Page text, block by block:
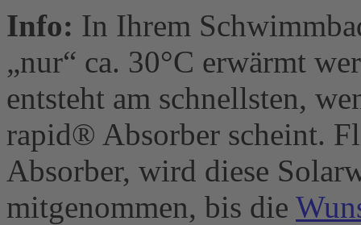
Info: In Ihrem
„nur“ ca. 30°C erwärmt
entsteht am schnellsten,
rapid® Absorber scheint.
Absorber, wird diese
mitgenommen, bis die